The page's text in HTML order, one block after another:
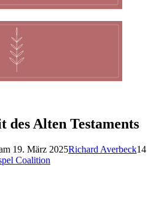
des Alten Testaments
19. März 2025Richard Averbeck14
Coalition